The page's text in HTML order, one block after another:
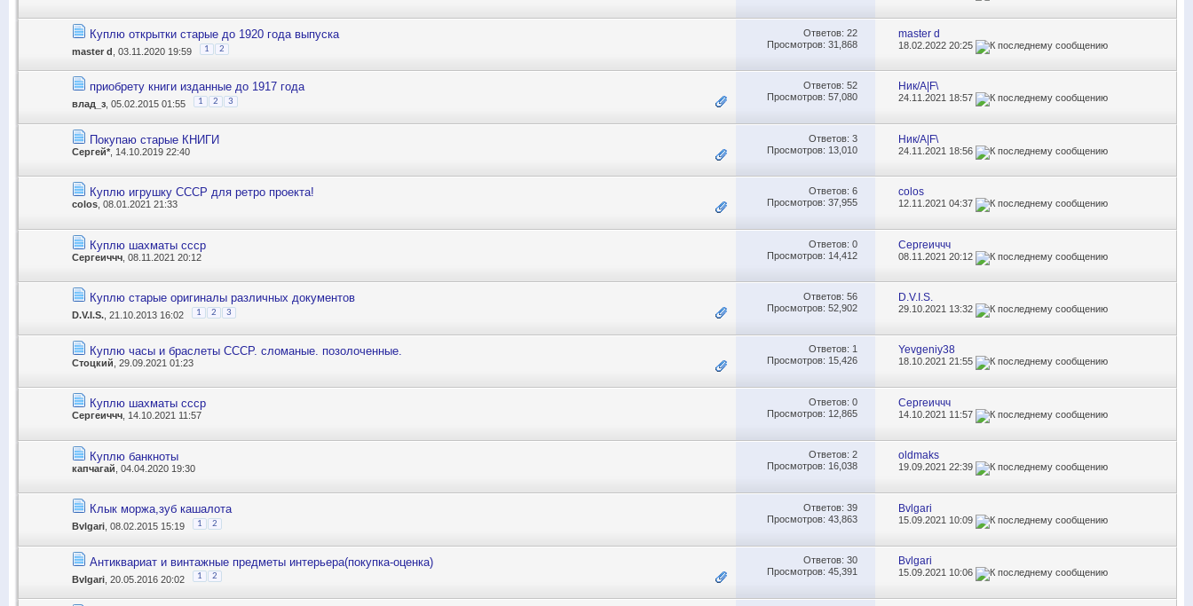
Куплю открытки старые до 1920 года выпуска
master d , 03.11.2020 19:59 1 2
Ответов: 22
Просмотров: 31,868
master d
18.02.202220:25
приобрету книги изданные до 1917 года
влад_з , 05.02.2015 01:55 1 2 3
Ответов: 52
Просмотров: 57,080
Ник/A|F\
24.11.2021 18:57
Покупаю старые КНИГИ
Сергей* , 14.10.2019 22:40
Ответов: 3
Просмотров: 13,010
Ник/A|F\
24.11.2021 18:56
Куплю игрушку СССР для ретро проекта!
colos , 08.01.2021 21:33
Ответов: 6
Просмотров: 37,955
colos
12.11.202104:37
Куплю шахматы ссср
Сергеиччч , 08.11.2021 20:12
Ответов: 0
Просмотров: 14,412
Сергеиччч
08.11.202120:12
Куплю старые оригиналы различных документов
D.V.I.S. , 21.10.2013 16:02 1 2 3
Ответов: 56
Просмотров: 52,902
D.V.I.S.
29.10.2021 13:32
Куплю часы и браслеты СССР. сломаные. позолоченные.
Стоцкий , 29.09.2021 01:23
Ответов: 1
Просмотров: 15,426
Yevgeniy38
18.10.202121:55
Куплю шахматы ссср
Сергеиччч , 14.10.2021 11:57
Ответов: 0
Просмотров: 12,865
Сергеиччч
14.10.2021 11:57
Куплю банкноты
капчагай , 04.04.2020 19:30
Ответов: 2
Просмотров: 16,038
oldmaks
19.09.202122:39
Клык моржа,зуб кашалота
Bvlgari , 08.02.2015 15:19 1 2
Ответов: 39
Просмотров: 43,863
Bvlgari
15.09.2021 10:09
Антиквариат и винтажные предметы интерьера(покупка-оценка)
Bvlgari , 20.05.2016 20:02 1 2
Ответов: 30
Просмотров: 45,391
Bvlgari
15.09.2021 10:06